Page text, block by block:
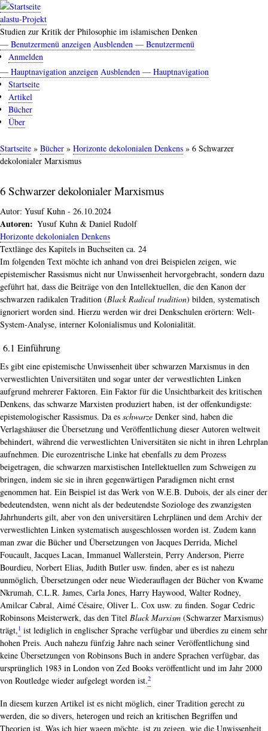
Direkt
zum
Inhalt
alastu-Projekt
Studien zur Kritik der Philosophie im islamischen Denken
Benutzermenü
— Benutzermenü anzeigen Ausblenden — Benutzermenü
Anmelden
Hauptnavigation
— Hauptnavigation anzeigen Ausblenden — Hauptnavigation
Startseite
Artikel
Bücher
Über
Pfadnavigation
Startseite Bücher Horizonte dekolonialen Denkens
6 Schwarzer
dekolonialer Marxismus
6 Schwarzer dekolonialer Marxismus
Autor: Yusuf Kuhn - 26.10.2024
Autoren
Yusuf Kuhn & Daniel Rudolf
Horizonte dekolonialen Denkens
Textlänge des Kapitels in Buchseiten ca. 24
Im folgenden Text möchte ich anhand von drei Beispielen zeigen, wie
epistemischer Rassismus nicht nur Unwissenheit hervorgebracht, sondern dazu
geführt hat, dass die Beiträge von den Intellektuellen, die den Kanon der
schwarzen radikalen Tradition (Black Radical tradition) bilden, systematisch
ignoriert worden sind. Hierzu werden wir drei Denkschulen erörtern: Welt-
System-Analyse, interner Kolonialismus und Kolonialität.
6.1 Einführung
Es gibt eine epistemische Unwissenheit über schwarzen Marxismus in den
verwestlichten Universitäten und sogar unter der verwestlichten Linken
aufgrund mehrerer Faktoren. Ein Faktor für die Unsichtbarkeit des kritischen
Denkens, das schwarze Marxisten produziert haben, ist der offenkundigste:
epistemologischer Rassismus. Da es schwarze Denker sind, haben die
Verlagshäuser die Übersetzung und Veröffentlichung dieser Autoren weltweit
behindert, während die verwestlichten Universitäten sie nicht in ihren Lehrplan
aufnehmen. Die eurozentrische Linke hat ebenfalls zu dem Prozess
beigetragen, die schwarzen marxistischen Intellektuellen zum Schweigen zu
bringen, indem sie sie in ihren gegenwärtigen Paradigmen nicht ernst
genommen hat. Ein Beispiel ist das Werk von W.E.B. Dubois, der als einer der
bedeutendsten, wenn nicht als der bedeutendste Soziologe des zwanzigsten
Jahrhunderts gilt, aber von den universitären Lehrplänen und dem Archiv der
verwestlichten Linken systematisch ausgeschlossen worden ist. Zudem kann
man zwar die Bücher und Übersetzungen von Jacques Derrida, Michel
Foucault, Jacques Lacan, Immanuel Wallerstein, Perry Anderson, Pierre
Bourdieu, Norbert Elias, Judith Butler usw. finden, aber es ist nahezu
unmöglich, Übersetzungen oder neue Wiederauflagen der Bücher von Kwame
Nkrumah, C.L.R. James, Carla Jones, Harry Haywood, Walter Rodney,
Amilcar Cabral, Aimé Césaire, Oliver L. Cox usw. zu finden. Sogar Cedric
Robinsons Meisterwerk, das den Titel Black Marxism (Schwarzer Marxismus)
trägt,1 ist lediglich in englischer Sprache verfügbar und überdies zu einem sehr
hohen Preis. Auch nahezu fünfzig Jahre nach seiner Veröffentlichung sind
keine Übersetzungen von Robinsons Buch in andere Sprachen verfügbar, das
ursprünglich 1983 in London von Zed Books veröffentlicht und im Jahr 2000
von Routledge wieder aufgelegt worden ist.2
In diesem kurzen Artikel ist es nicht möglich, einer Tradition gerecht zu
werden, die so divers, heterogen und reich an kritischen Begriffen und
Theorien ist. Was ich hier wagen möchte, ist zu zeigen, wie die Unwissenheit